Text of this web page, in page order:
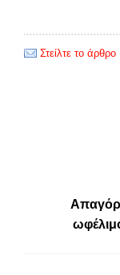
Στείλτε το άρθρο